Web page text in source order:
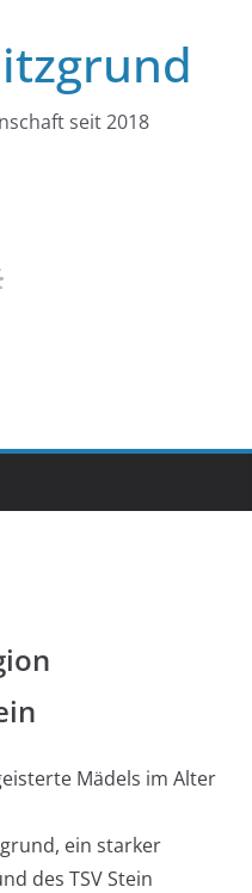
seit 2018
Mädels im Alter
ein starker
des TSV Stein